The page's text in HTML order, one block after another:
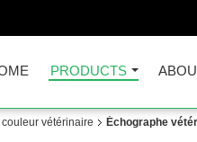
PRODUCTS
vétérinaire Échographe